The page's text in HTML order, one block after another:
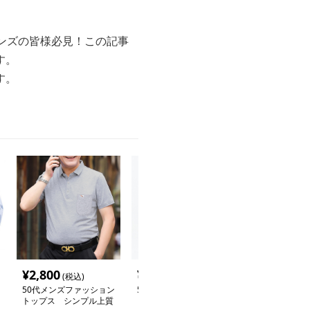
ズの皆様必見！この記事
¥2,800(税込)
50代メンズファッション
トップス シンプル上質
¥
50代メンズファッション